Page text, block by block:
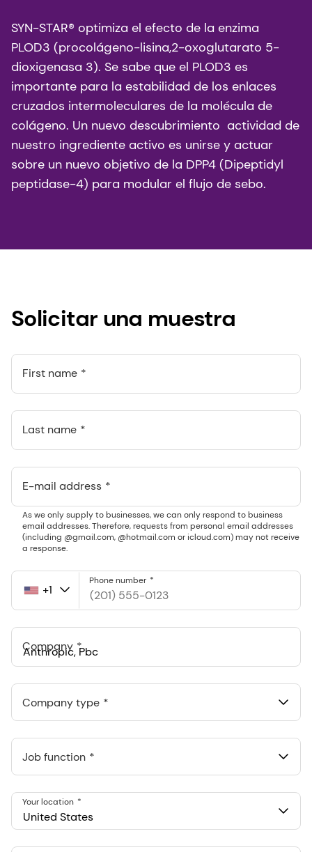
SYN-STAR® optimiza el efecto de la enzima
PLOD3 (procolágeno-lisina,2-oxoglutarato 5-
dioxigenasa 3). Se sabe que el PLOD3 es
importante para la estabilidad de los enlaces
cruzados intermoleculares de la molécula de
colágeno. Un nuevo descubrimiento actividad de
nuestro ingrediente activo es unirse y actuar
sobre un nuevo objetivo de la DPP4 (Dipeptidyl
peptidase-4) para modular el flujo de sebo.
Solicitar una muestra
First name
Last name
E-mail address
As we only supply to businesses, we can only respond to business
email addresses. Therefore, requests from personal email addresses
(including @gmail.com, @hotmail.com or icloud.com) may not receive
a response.
United
+1
Phone number
Company
548 Market St Pmb 90375, San Francisco, California, US
Company type
Job function
United States
Your location